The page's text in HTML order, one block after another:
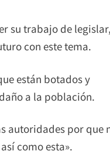
su trabajo de legislar,
con este tema.
están botados y
a la población.
autoridades por que
como esta».